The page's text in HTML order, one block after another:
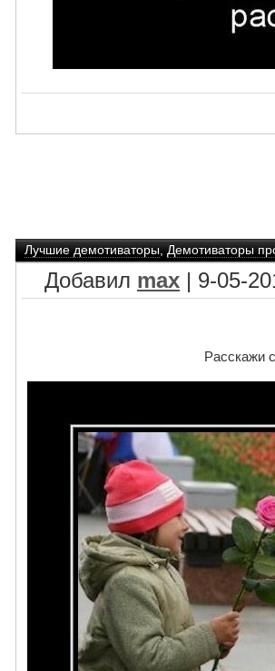
Лучшие демотиваторы,Демотиваторы
Добавил max | 9-05-
Расскажи